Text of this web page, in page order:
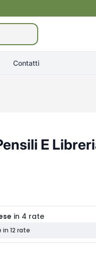
Contatti
E